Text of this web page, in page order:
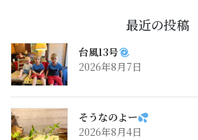
最近の投稿
台風13号
2026年8月7日
そうなのよー
2026年8月4日